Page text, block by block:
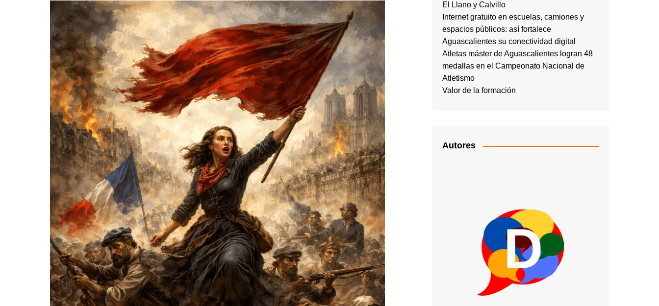
El Llano y Calvillo
Internet gratuito en escuelas, camiones y
espacios públicos: así fortalece
Aguascalientes su conectividad digital
Atletas máster de Aguascalientes logran 48
medallas en el Campeonato Nacional de
Atletismo
Valor de la formación
Autores